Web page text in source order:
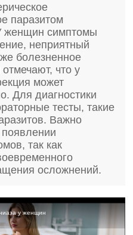
паразитом
женщин симптомы
неприятный
болезненное
что у
может
Для диагностики
тесты, такие
Важно
появлении
так как
осложнений.
у женщин